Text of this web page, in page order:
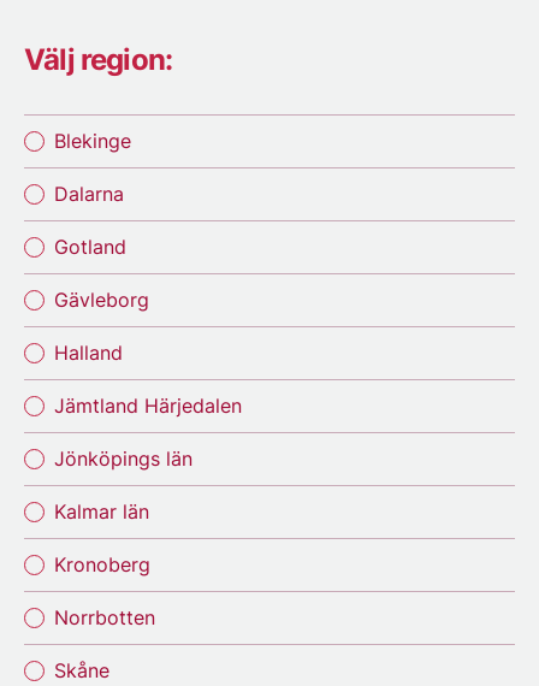
Välj region:
Blekinge
Dalarna
Gotland
Gävleborg
Halland
Jämtland Härjedalen
Jönköpings län
Kalmar län
Kronoberg
Norrbotten
Skåne